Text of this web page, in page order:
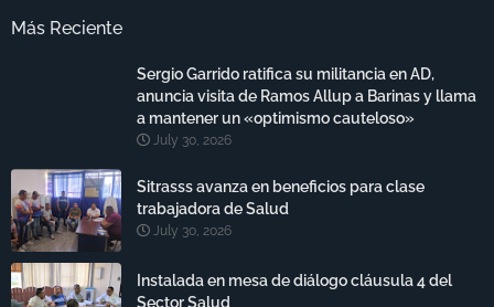
Más Reciente
Sergio Garrido ratifica su militancia en AD,
anuncia visita de Ramos Allup a Barinas y llama
a mantener un «optimismo cauteloso»
July 30, 2026
Sitrasss avanza en beneficios para clase
trabajadora de Salud
July 30, 2026
Instalada en mesa de diálogo cláusula 4 del
Sector Salud